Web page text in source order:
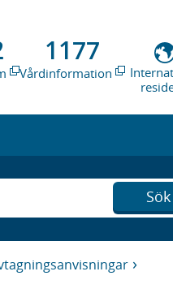
1177
Vårdinformation
Sök